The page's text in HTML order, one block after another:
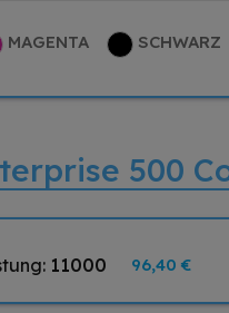
MAGENTA SCHWARZ
500
11000 96,40 €